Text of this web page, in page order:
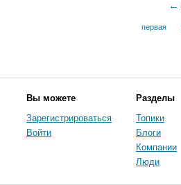
←
первая
Вы можете
Зарегистрироваться
Войти
Разделы
Топики
Блоги
Компании
Люди